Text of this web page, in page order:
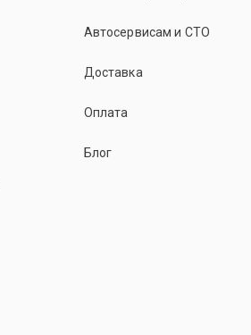
Автосервисам и СТО
Доставка
Оплата
Блог